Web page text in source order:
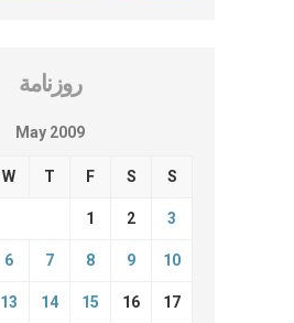
روزنامة
May 2009
W T F S S
1 2 3
6 7 8 9 10
13 14 15 16 17